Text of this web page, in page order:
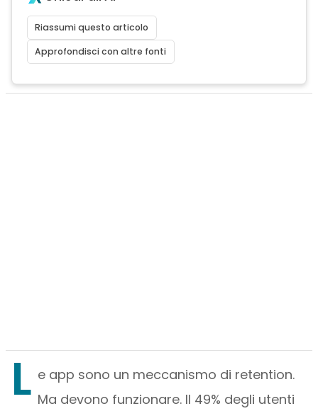
Riassumi questo articolo
Approfondisci con altre fonti
L e app sono un meccanismo di retention.
Ma devono funzionare. Il 49% degli utenti